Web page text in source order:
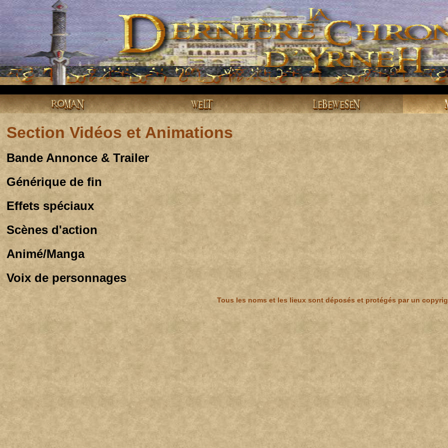
ROMAN WELT LEBEWESEN
Section Vidéos et Animations
Bande Annonce & Trailer
Générique de fin
Effets spéciaux
Scènes d'action
Animé/Manga
Voix de personnages
Tous les noms et les lieux sont déposés et protégés par un